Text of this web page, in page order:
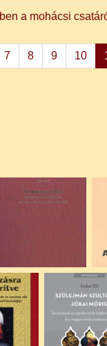
a mohácsi
7 8 9 10